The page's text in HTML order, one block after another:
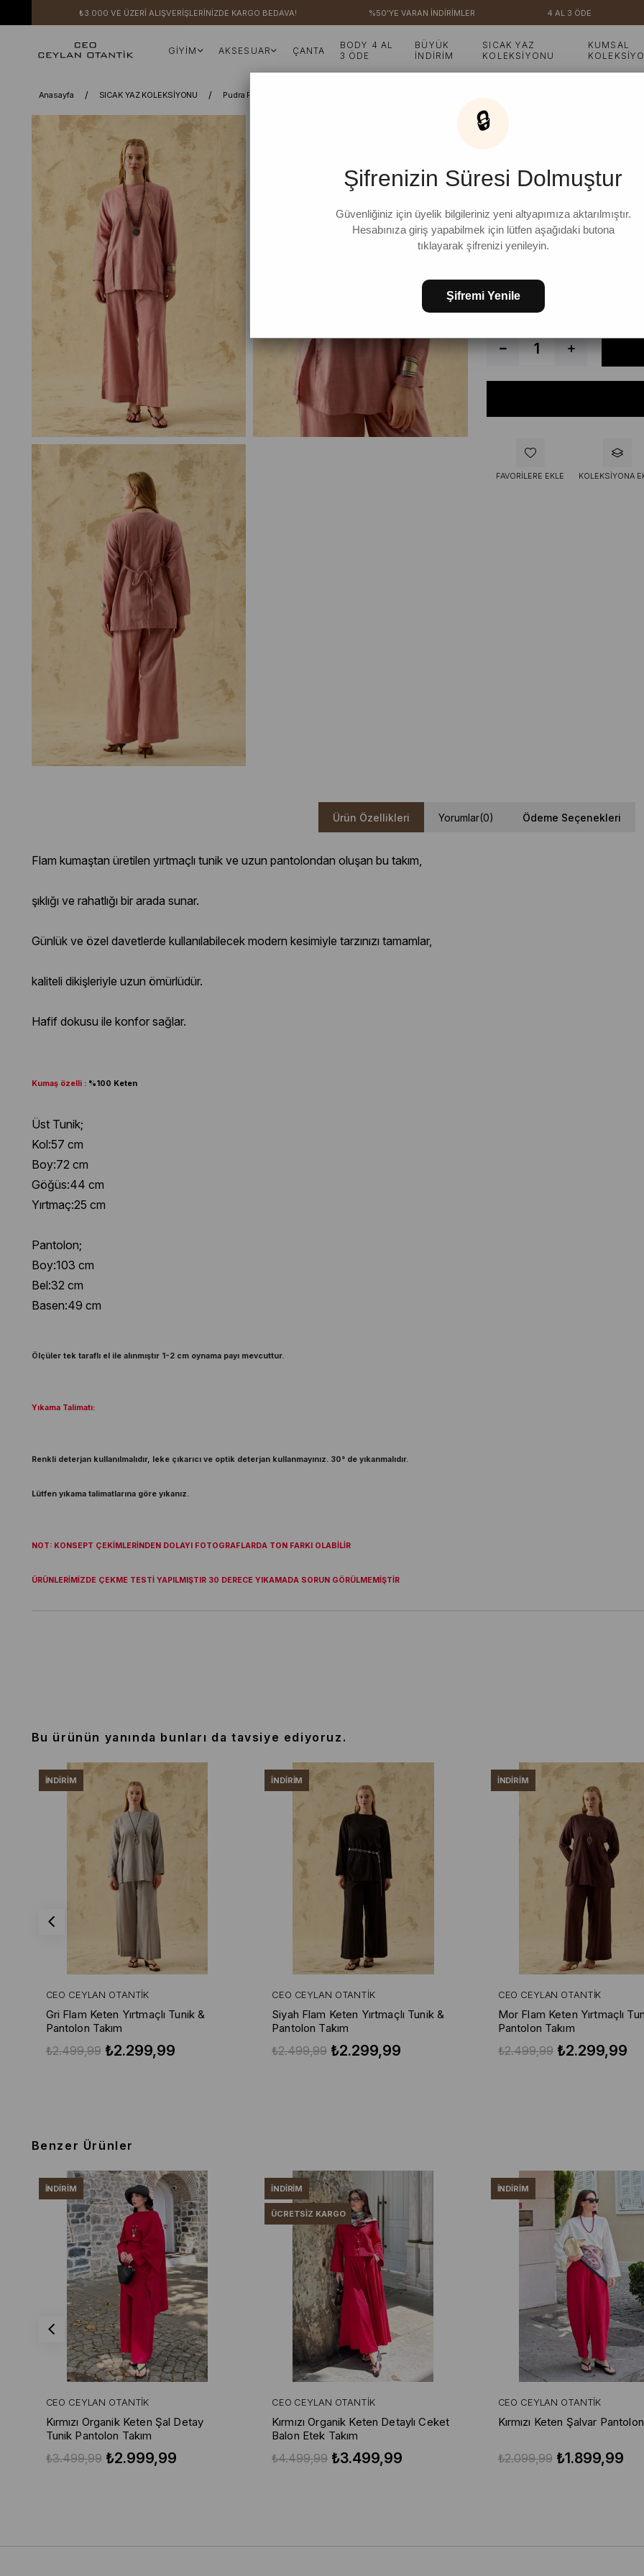
₺3.000 VE ÜZERİ ALIŞVERİŞLERİNİZDE KARGO BEDAVA! %50'YE VARAN İNDİRİMLER 4 AL 3 ÖDE
GİYİM AKSESUAR ÇANTA
BODY 4 AL
3 ÖDE
BÜYÜK
İNDİRİM
SICAK YAZ
KOLEKSİYONU
KUMSAL
Anasayfa SICAK YAZ KOLEKSİYONU Pudra Flam Keten Yırtmaçlı Tunik & Pantolon Takım
Pudra Flam Keten
%8
₺2.499,99
BEDEN
FAVORILERE EKLE KOLEKSIYONA
Ürün Özellikleri Yorumlar(0) Ödeme Seçenekleri
Flam kumaştan üretilen yırtmaçlı tunik ve uzun pantolondan oluşan bu takım,
şıklığı ve rahatlığı bir arada sunar.
Günlük ve özel davetlerde kullanılabilecek modern kesimiyle tarzınızı tamamlar,
kaliteli dikişleriyle uzun ömürlüdür.
Hafif dokusu ile konfor sağlar.
Kumaş özelli : %100 Keten
Üst Tunik;
Kol:57 cm
Boy:72 cm
Göğüs:44 cm
Yırtmaç:25 cm
Pantolon;
Boy:103 cm
Bel:32 cm
Basen:49 cm
Ölçüler tek taraflı el ile alınmıştır 1-2 cm oynama payı mevcuttur.
Yıkama Talimatı:
Renkli deterjan kullanılmalıdır, leke çıkarıcı ve optik deterjan kullanmayınız. 30° de yıkanmalıdır.
Lütfen yıkama talimatlarına göre yıkanız.
NOT: KONSEPT ÇEKİMLERİNDEN DOLAYI FOTOGRAFLARDA TON FARKI OLABİLİR
ÜRÜNLERİMİZDE ÇEKME TESTİ YAPILMIŞTIR 30 DERECE YIKAMADA SORUN GÖRÜLMEMİŞTİR
Bu ürünün yanında bunları da tavsiye ediyoruz.
CEO CEYLAN OTANTIK
Gri Flam Keten Yırtmaçlı Tunik &
Pantolon Takım
₺2.299,99
₺2.499,99
İNDIRIM
CEO CEYLAN OTANTIK
Siyah Flam Keten Yırtmaçlı Tunik &
Pantolon Takım
₺2.299,99
₺2.499,99
İNDIRIM
CEO CEYLAN OTANTIK
Mor Flam Keten Yırtmaçlı
Pantolon Takım
₺2.299,99
₺2.499,99
İNDIRIM
Benzer Ürünler
CEO CEYLAN OTANTIK
Kırmızı Organik Keten Şal Detay
Tunik Pantolon Takım
₺2.999,99
₺3.499,99
İNDIRIM
CEO CEYLAN OTANTIK
Kırmızı Organik Keten Detaylı Ceket
Balon Etek Takım
₺3.499,99
₺4.499,99
İNDIRIM
ÜCRETSIZ KARGO
CEO CEYLAN OTANTIK
Kırmızı Keten Şalvar Pantolon
₺1.899,99
₺2.099,99
İNDIRIM
🔒
Şifrenizin Süresi Dolmuştur
Güvenliğiniz için üyelik bilgileriniz yeni altyapımıza aktarılmıştır.
Hesabınıza giriş yapabilmek için lütfen aşağıdaki butona
tıklayarak şifrenizi yenileyin.
Şifremi Yenile